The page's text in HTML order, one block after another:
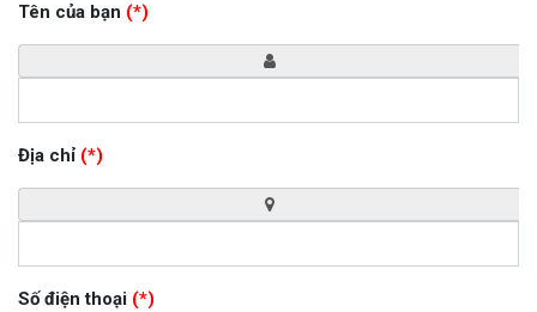
Tên của bạn (*)
Địa chỉ (*)
Số điện thoại (*)